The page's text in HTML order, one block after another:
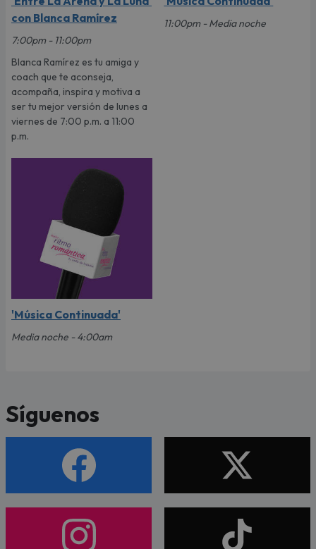
con Blanca Ramírez
7:00pm - 11:00pm
Blanca Ramírez es tu amiga y
coach que te aconseja,
acompaña, inspira y motiva a
ser tu mejor versión de lunes a
viernes de 7:00 p.m. a 11:00
p.m.
11:00pm - Media noche
'Música Continuada'
Media noche - 4:00am
Síguenos